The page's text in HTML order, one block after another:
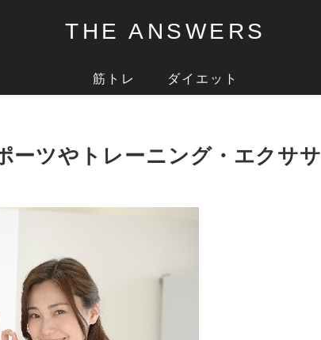
THE ANSWERS
筋トレ ダイエット
ーツやトレーニング・エクササ